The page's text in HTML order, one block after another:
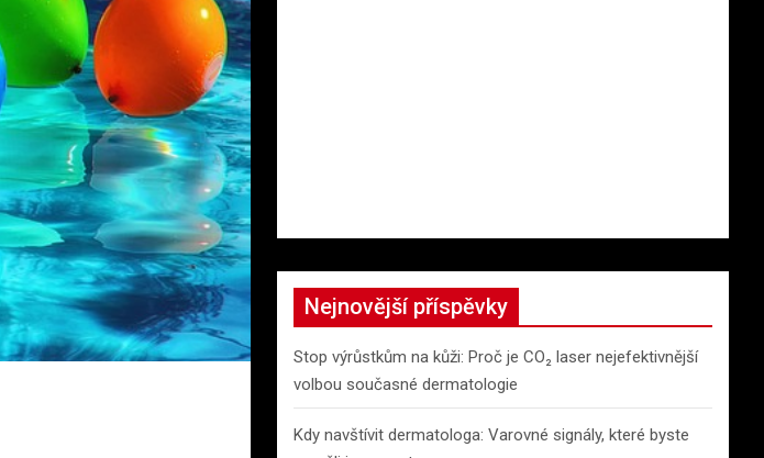
Nejnovější příspěvky
Stop výrůstkům na kůži: Proč je CO₂ laser nejefektivnější
volbou současné dermatologie
Kdy navštívit dermatologa: Varovné signály, které byste